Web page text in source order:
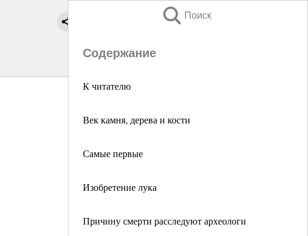
Поиск
Содержание
К читателю
Век камня, дерева и кости
Самые первые
Изобретение лука
Причину смерти расследуют археологи